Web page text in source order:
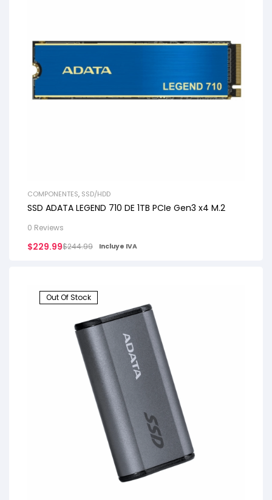
COMPONENTES, SSD/HDD
SSD ADATA LEGEND 710 DE 1TB PCIe Gen3 x4 M.2
0 Reviews
$244.99
$229.99 Incluye IVA
Out Of Stock